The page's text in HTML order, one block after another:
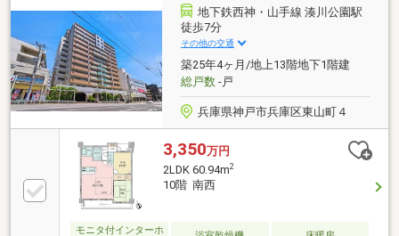
クロス、フローリング(LDK・洋室・納戸・廊下）▼周
辺環境・ダイエー湊川店 徒歩5分(約360m)■ ご希望の
住まい探しをお手伝いします ━━━━━・・・物件の
詳細・ご相談はお気軽にお問い合わせください。
地下鉄西神・山手線 湊川公園駅
徒歩7分
その他の交通
築25年4ヶ月/地上13階地下1階建
総戸数-戸
兵庫県神戸市兵庫区東山町４
3,350万円
2LDK 60.94m2
10階 南西
モニタ付インターホ